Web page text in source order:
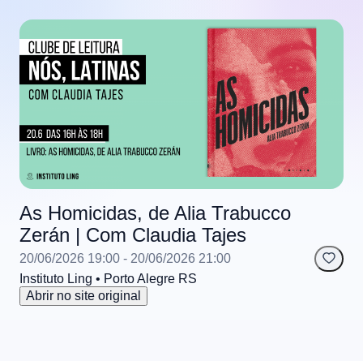
As Homicidas, de Alia Trabucco
Zerán | Com Claudia Tajes
20/06/2026 19:00 - 20/06/2026 21:00
Instituto Ling • Porto Alegre RS
Abrir no site original